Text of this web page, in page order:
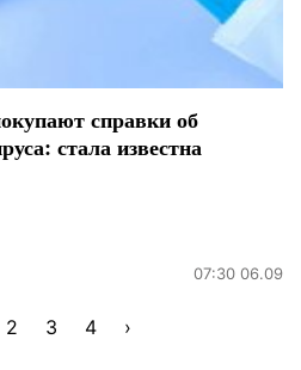
справки об
стала известна
07:30 06.09
2 3 4 ›